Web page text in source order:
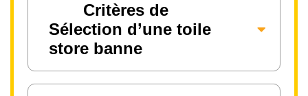
Critères de
Sélection d’une toile
store banne